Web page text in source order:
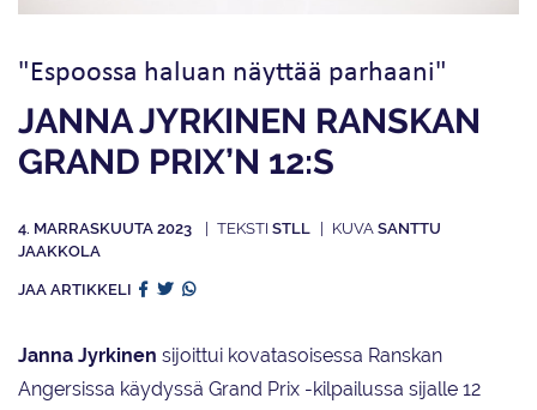
"Espoossa haluan näyttää parhaani"
JANNA JYRKINEN RANSKAN
GRAND PRIX’N 12:S
4. MARRASKUUTA 2023 STLL
SANTTU
JAAKKOLA
JAA ARTIKKELI
Janna Jyrkinen sijoittui kovatasoisessa Ranskan
Angersissa käydyssä Grand Prix -kilpailussa sijalle 12